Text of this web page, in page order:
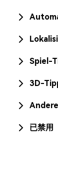
Spiel-
3D-
已禁用